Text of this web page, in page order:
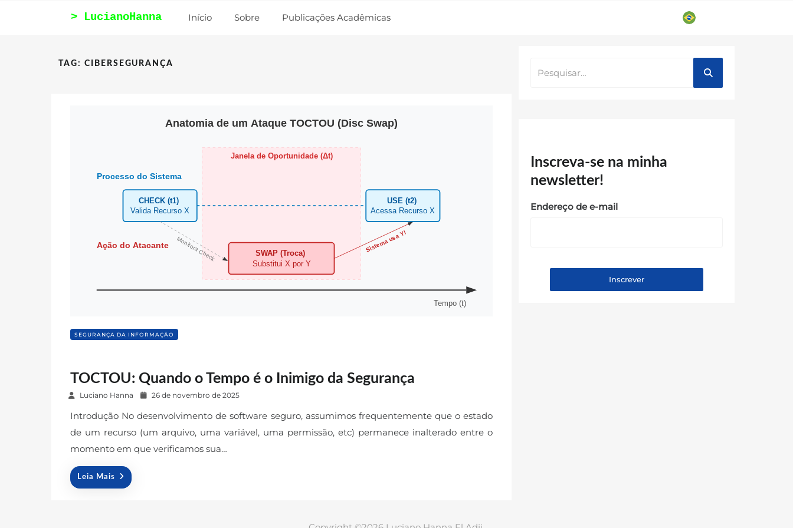
Início Sobre Publicações Acadêmicas
TAG: CIBERSEGURANÇA
SEGURANÇA DA INFORMAÇÃO
TOCTOU: Quando o Tempo é o Inimigo da Segurança
Luciano Hanna
P
s
t
e
26 de novembro de 2025
Introdução No desenvolvimento de software seguro, assumimos frequentemente que o estado
de um recurso (um arquivo, uma variável, uma permissão, etc) permanece inalterado entre o
momento em que verificamos sua…
Leia Mais
for:
Search
Inscreva-se na minha
newsletter!
Endereço de e-mail